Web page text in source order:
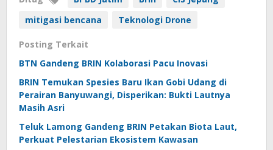
mitigasi bencana
Teknologi Drone
Posting Terkait
BTN Gandeng BRIN Kolaborasi Pacu Inovasi
BRIN Temukan Spesies Baru Ikan Gobi Udang di
Perairan Banyuwangi, Disperikan: Bukti Lautnya
Masih Asri
Teluk Lamong Gandeng BRIN Petakan Biota Laut,
Perkuat Pelestarian Ekosistem Kawasan